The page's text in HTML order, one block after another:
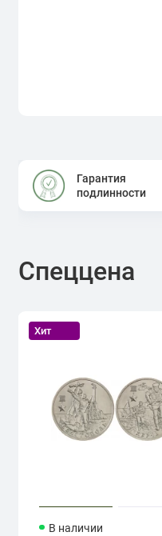
Гарантия
подлинности
Спеццена
Хит
В наличии